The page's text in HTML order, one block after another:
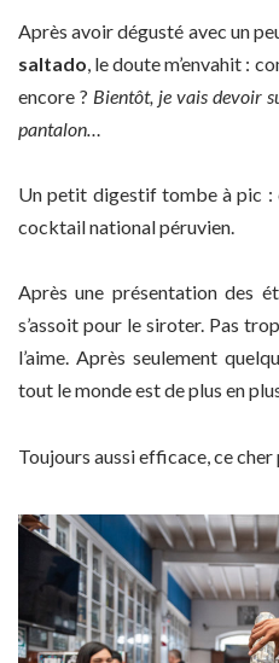
Après avoir dégusté avec un
saltado , le doute m’envahit :
encore ? Bientôt, je vais devoir
pantalon…
Un petit digestif tombe à pic :
cocktail national péruvien.
Après une présentation des
s’assoit pour le siroter. Pas
l’aime. Après seulement
tout le monde est de plus en
Toujours aussi efficace, ce cher